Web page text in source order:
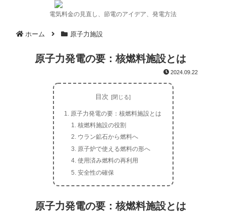
電気料金の見直し、節電のアイデア、発電方法
ホーム 原子力施設
原子力発電の要：核燃料施設とは
2024.09.22
目次
原子力発電の要：核燃料施設とは
核燃料施設の役割
ウラン鉱石から燃料へ
原子炉で使える燃料の形へ
使用済み燃料の再利用
安全性の確保
原子力発電の要：核燃料施設とは